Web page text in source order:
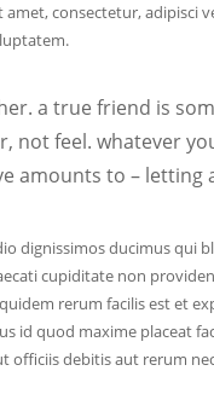
consectetur,
a true friend is
not feel. whatever
amounts to – letting
dignissimos ducimus
cupiditate non
rerum facilis est et
id quod maxime placeat
officiis debitis aut rerum